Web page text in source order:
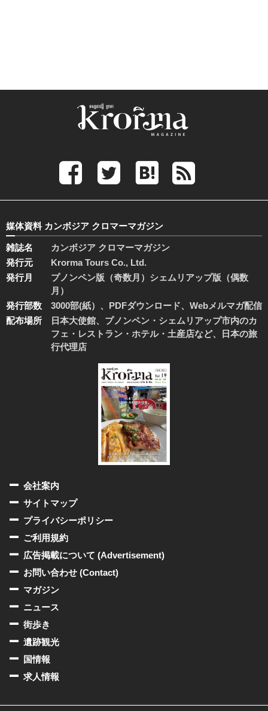
媒体資料 カンボジア クロマーマガジン
雑誌名
カンボジア クロマーマガジン
発行元
Krorma Tours Co., Ltd.
発行月
プノンペン版（奇数月）シェムリアップ版（偶数
月）
発行部数
3000部(紙）、PDFダウンロード、Webメルマガ配信
配布場所
日本大使館、プノンペン・シェムリアップ市内のカ
フェ・レストラン・ホテル・土産店など、日本の旅
行代理店
会社案内
サイトマップ
プライバシーポリシー
ご利用規約
広告掲載について (Advertisement)
お問い合わせ (Contact)
マガジン
ニュース
街歩き
遺跡観光
国情報
求人情報